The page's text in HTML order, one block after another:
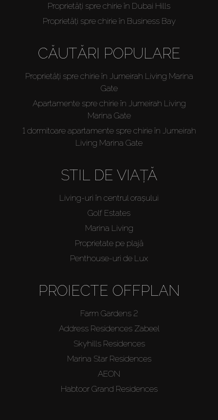
Proprietăți spre chirie în Dubai Hills
Proprietăți spre chirie în Business Bay
CĂUTĂRI POPULARE
Proprietăți spre chirie în Jumeirah Living Marina
Gate
Apartamente spre chirie în Jumeirah Living
Marina Gate
1 dormitoare apartamente spre chirie în Jumeirah
Living Marina Gate
STIL DE VIAȚĂ
Living-uri în centrul orașului
Golf Estates
Marina Living
Proprietate pe plajă
Penthouse-uri de Lux
PROIECTE OFFPLAN
Farm Gardens 2
Address Residences Zabeel
Skyhills Residences
Marina Star Residences
AEON
Habtoor Grand Residences